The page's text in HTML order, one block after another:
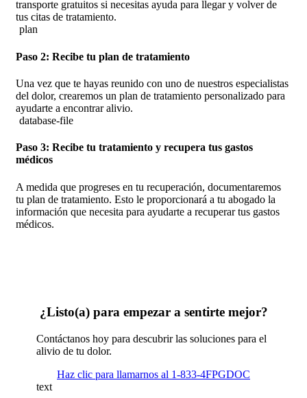
transporte gratuitos si necesitas ayuda para llegar y volver de
tus citas de tratamiento.
plan
Paso 2: Recibe tu plan de tratamiento
Una vez que te hayas reunido con uno de nuestros especialistas
del dolor, crearemos un plan de tratamiento personalizado para
ayudarte a encontrar alivio.
database-file
Paso 3: Recibe tu tratamiento y recupera tus gastos
médicos
A medida que progreses en tu recuperación, documentaremos
tu plan de tratamiento. Esto le proporcionará a tu abogado la
información que necesita para ayudarte a recuperar tus gastos
médicos.
¿Listo(a) para empezar a sentirte mejor?
Contáctanos hoy para descubrir las soluciones para el
alivio de tu dolor.
Haz clic para llamarnos al 1-833-4FPGDOC
text